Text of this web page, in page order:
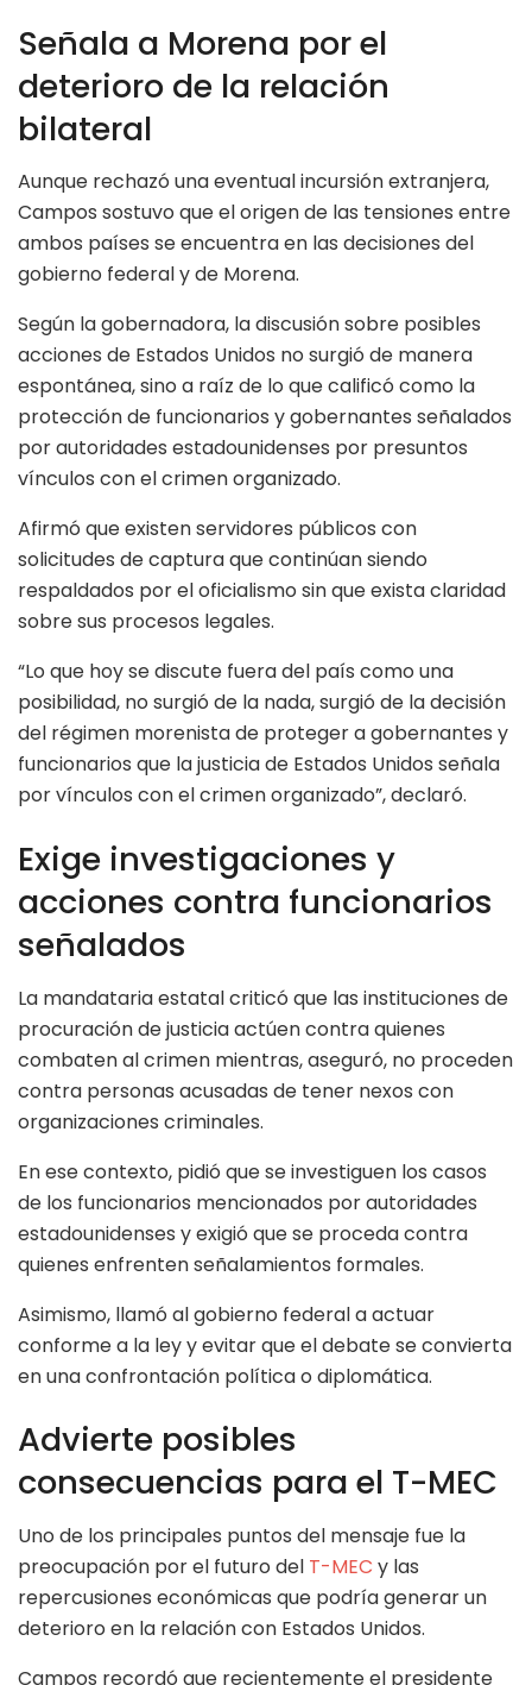
Señala a Morena por el
deterioro de la relación
bilateral
Aunque rechazó una eventual incursión extranjera,
Campos sostuvo que el origen de las tensiones entre
ambos países se encuentra en las decisiones del
gobierno federal y de Morena.
Según la gobernadora, la discusión sobre posibles
acciones de Estados Unidos no surgió de manera
espontánea, sino a raíz de lo que calificó como la
protección de funcionarios y gobernantes señalados
por autoridades estadounidenses por presuntos
vínculos con el crimen organizado.
Afirmó que existen servidores públicos con
solicitudes de captura que continúan siendo
respaldados por el oficialismo sin que exista claridad
sobre sus procesos legales.
“Lo que hoy se discute fuera del país como una
posibilidad, no surgió de la nada, surgió de la decisión
del régimen morenista de proteger a gobernantes y
funcionarios que la justicia de Estados Unidos señala
por vínculos con el crimen organizado”, declaró.
Exige investigaciones y
acciones contra funcionarios
señalados
La mandataria estatal criticó que las instituciones de
procuración de justicia actúen contra quienes
combaten al crimen mientras, aseguró, no proceden
contra personas acusadas de tener nexos con
organizaciones criminales.
En ese contexto, pidió que se investiguen los casos
de los funcionarios mencionados por autoridades
estadounidenses y exigió que se proceda contra
quienes enfrenten señalamientos formales.
Asimismo, llamó al gobierno federal a actuar
conforme a la ley y evitar que el debate se convierta
en una confrontación política o diplomática.
Advierte posibles
consecuencias para el T-MEC
Uno de los principales puntos del mensaje fue la
preocupación por el futuro del T-MEC y las
repercusiones económicas que podría generar un
deterioro en la relación con Estados Unidos.
Campos recordó que recientemente el presidente